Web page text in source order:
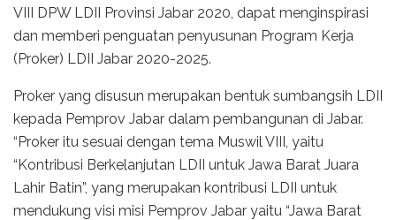
VIII DPW LDII Provinsi Jabar 2020, dapat menginspirasi
dan memberi penguatan penyusunan Program Kerja
(Proker) LDII Jabar 2020-2025.
Proker yang disusun merupakan bentuk sumbangsih LDII
kepada Pemprov Jabar dalam pembangunan di Jabar.
“Proker itu sesuai dengan tema Muswil VIII, yaitu
“Kontribusi Berkelanjutan LDII untuk Jawa Barat Juara
Lahir Batin”, yang merupakan kontribusi LDII untuk
mendukung visi misi Pemprov Jabar yaitu “Jawa Barat